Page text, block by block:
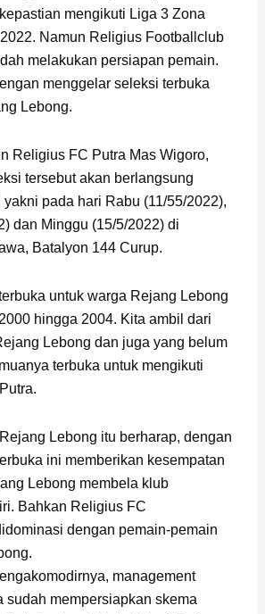
mengikuti Liga 3 Zona
Namun Religius Footballclub
melakukan persiapan pemain.
menggelar seleksi terbuka
Lebong.
Religius FC Putra Mas Wigoro,
tersebut akan berlangsung
pada hari Rabu (11/55/2022),
dan Minggu (15/5/2022) di
Batalyon 144 Curup.
untuk warga Rejang Lebong
hingga 2004. Kita ambil dari
Lebong dan juga yang belum
terbuka untuk mengikuti
Lebong itu berharap, dengan
ini memberikan kesempatan
Lebong membela klub
Bahkan Religius FC
dengan pemain-pemain
management
sudah mempersiapkan skema